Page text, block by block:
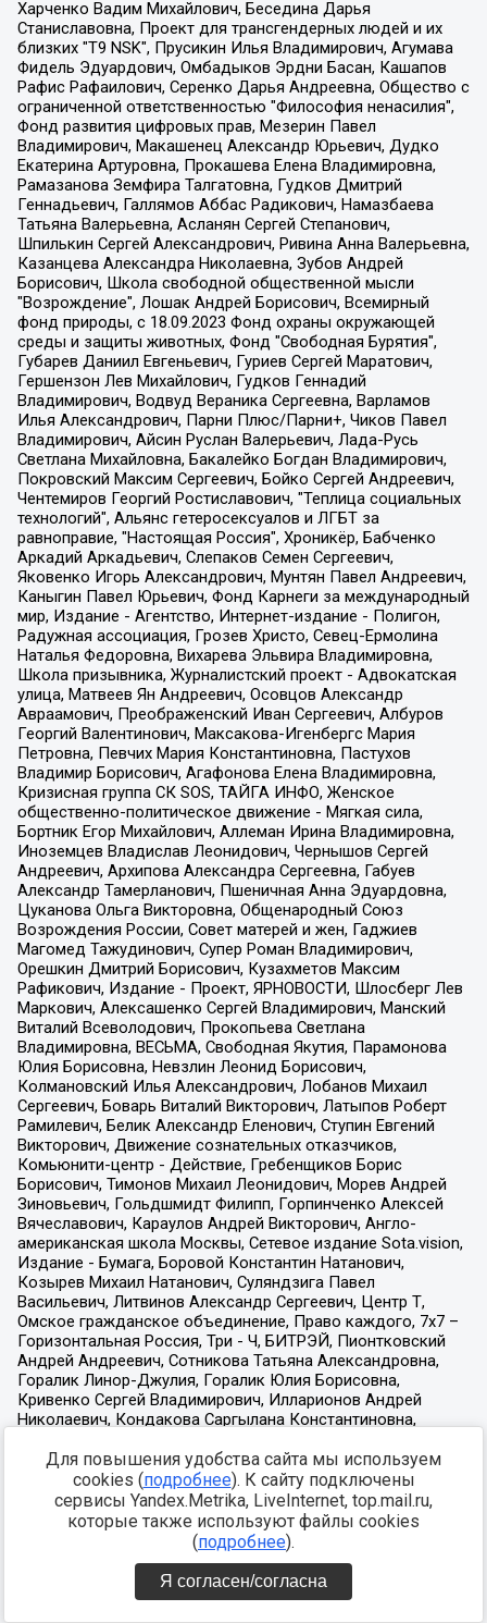
Для повышения удобства сайта мы используем
cookies (подробнее). К сайту подключены
сервисы Yandex.Metrika, LiveInternet, top.mail.ru,
которые также используют файлы cookies
(подробнее).
Я согласен/согласна